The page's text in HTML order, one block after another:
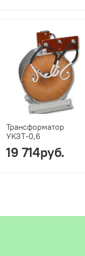
Трансформатор
УКЗТ-0,6
19 714руб.